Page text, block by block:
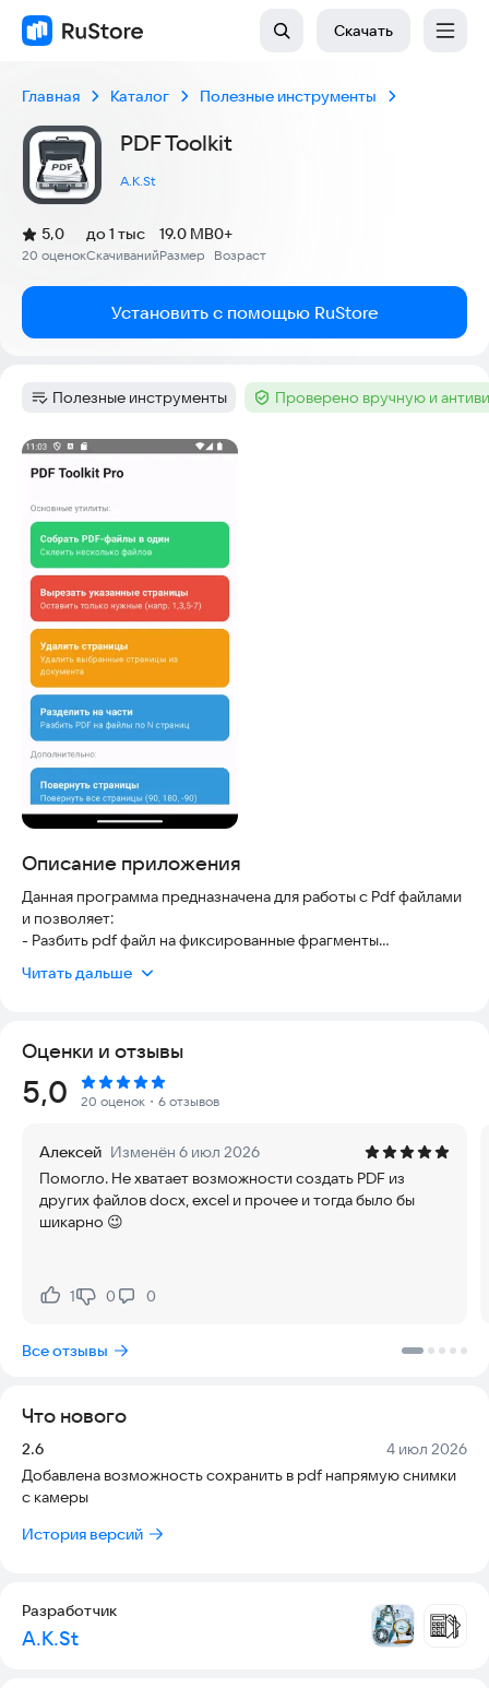
Скачать
Главная Каталог Полезные инструменты
PDF Toolkit
A.K.St
Рейтинг:
5,0
(
20 оценок
)
Скачиваний
до 1 тыс
Размер
19.0 MB
Возраст
0+
Установить с помощью RuStore
Категория:
Полезные инструменты Тег :Проверено вручную и
Скриншоты
Описание приложения
Данная программа предназначена для работы с Pdf файлами
и позволяет:
- Разбить pdf файл на фиксированные фрагменты
страниц
Читать дальше
Оценки и отзывы
Рейтинг:
5,0 20 оценок ・6 отзывов
Алексей Изменён 6 июл 2026
Помогло. Не хватает возможности создать PDF из
других файлов docx, excel и прочее и тогда было бы
шикарно 😉
Нравится:
1Не нравится:
0 0
Все отзывы
Что нового
Версия:
2.6 Дата:
4 июл 2026
Добавлена возможность сохранить в pdf напрямую снимки
с камеры
История версий
Разработчик
A.K.St